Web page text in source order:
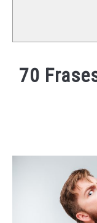
70